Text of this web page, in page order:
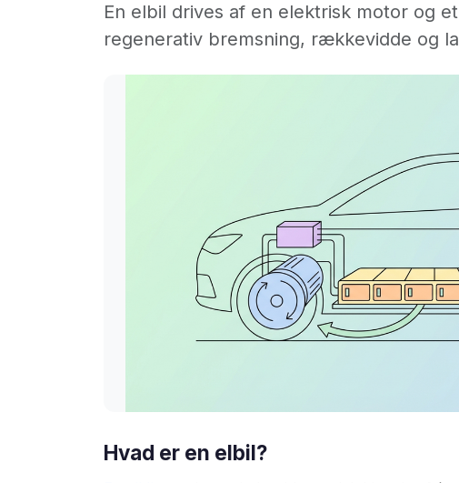
En elbil drives af en elektrisk motor og
regenerativ bremsning, rækkevidde og
Hvad er en elbil?